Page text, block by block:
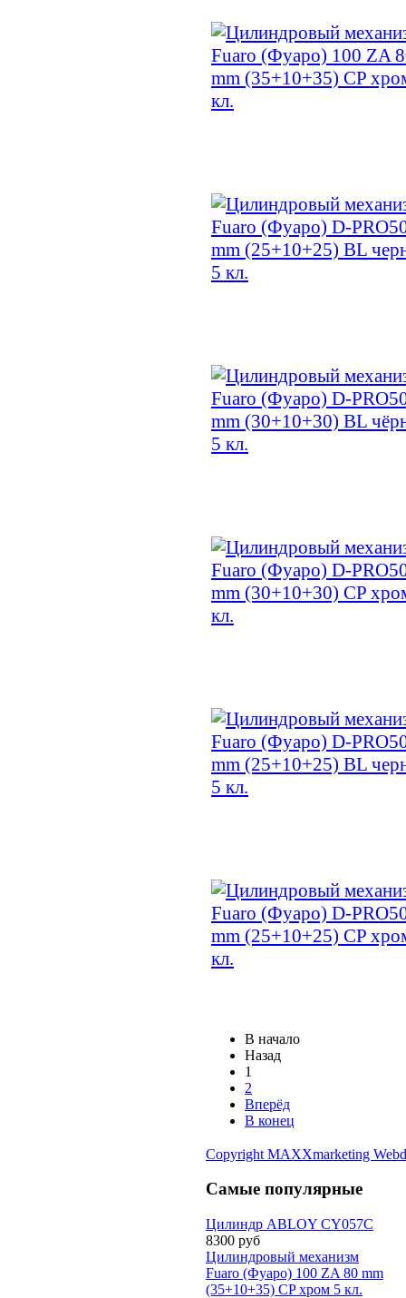
В начало
Назад
1
2
Вперёд
В конец
Copyright MAXXmarketing
Самые популярные
Цилиндр ABLOY CY057С
8300 руб
Цилиндровый механизм
Fuaro (Фуаро) 100 ZA 80 mm
(35+10+35) CP хром 5 кл.